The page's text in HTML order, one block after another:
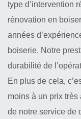
type d’intervention
rénovation en
années
boiserie. Notre
durabilité de
En plus de cela,
moins à un prix
de notre service de